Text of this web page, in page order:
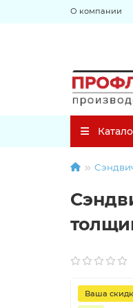
О компании
Ваша